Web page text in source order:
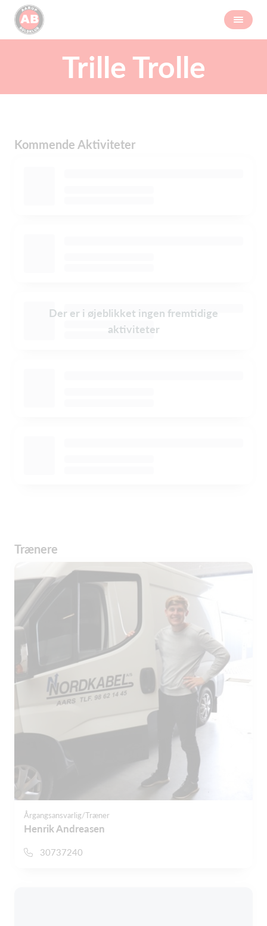
Trille Trolle
Kommende Aktiviteter
Der er i øjeblikket ingen fremtidige
aktiviteter
Trænere
Årgangsansvarlig/Træner
Henrik Andreasen
30737240